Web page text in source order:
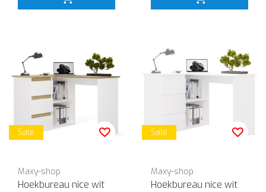
Sale
Maxy-shop
Hoekbureau nice wit
Sale
Maxy-shop
Hoekbureau nice wit